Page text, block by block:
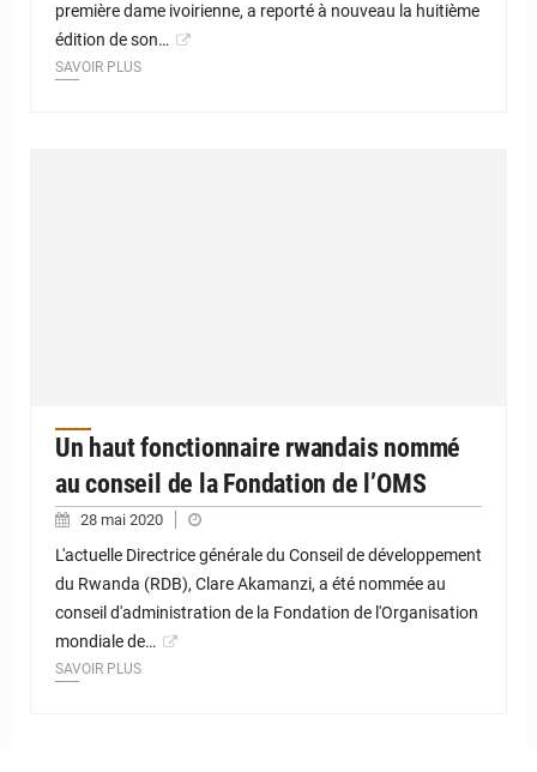
première dame ivoirienne, a reporté à nouveau la huitième
édition de son…
SAVOIR PLUS
Un haut fonctionnaire rwandais nommé
au conseil de la Fondation de l’OMS
28 mai 2020
L'actuelle Directrice générale du Conseil de développement
du Rwanda (RDB), Clare Akamanzi, a été nommée au
conseil d'administration de la Fondation de l'Organisation
mondiale de…
SAVOIR PLUS